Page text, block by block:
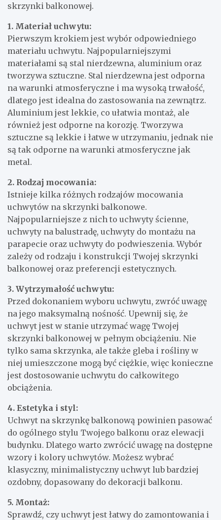
skrzynki balkonowej.
1. Materiał uchwytu:
Pierwszym krokiem jest wybór odpowiedniego
materiału uchwytu. Najpopularniejszymi
materiałami są stal nierdzewna, aluminium oraz
tworzywa sztuczne. Stal nierdzewna jest odporna
na warunki atmosferyczne i ma wysoką trwałość,
dlatego jest idealna do zastosowania na zewnątrz.
Aluminium jest lekkie, co ułatwia montaż, ale
również jest odporne na korozję. Tworzywa
sztuczne są lekkie i łatwe w utrzymaniu, jednak nie
są tak odporne na warunki atmosferyczne jak
metal.
2. Rodzaj mocowania:
Istnieje kilka różnych rodzajów mocowania
uchwytów na skrzynki balkonowe.
Najpopularniejsze z nich to uchwyty ścienne,
uchwyty na balustradę, uchwyty do montażu na
parapecie oraz uchwyty do podwieszenia. Wybór
zależy od rodzaju i konstrukcji Twojej skrzynki
balkonowej oraz preferencji estetycznych.
3. Wytrzymałość uchwytu:
Przed dokonaniem wyboru uchwytu, zwróć uwagę
na jego maksymalną nośność. Upewnij się, że
uchwyt jest w stanie utrzymać wagę Twojej
skrzynki balkonowej w pełnym obciążeniu. Nie
tylko sama skrzynka, ale także gleba i rośliny w
niej umieszczone mogą być ciężkie, więc konieczne
jest dostosowanie uchwytu do całkowitego
obciążenia.
4. Estetyka i styl:
Uchwyt na skrzynkę balkonową powinien pasować
do ogólnego stylu Twojego balkonu oraz elewacji
budynku. Dlatego warto zwrócić uwagę na dostępne
wzory i kolory uchwytów. Możesz wybrać
klasyczny, minimalistyczny uchwyt lub bardziej
ozdobny, dopasowany do dekoracji balkonu.
5. Montaż:
Sprawdź, czy uchwyt jest łatwy do zamontowania i